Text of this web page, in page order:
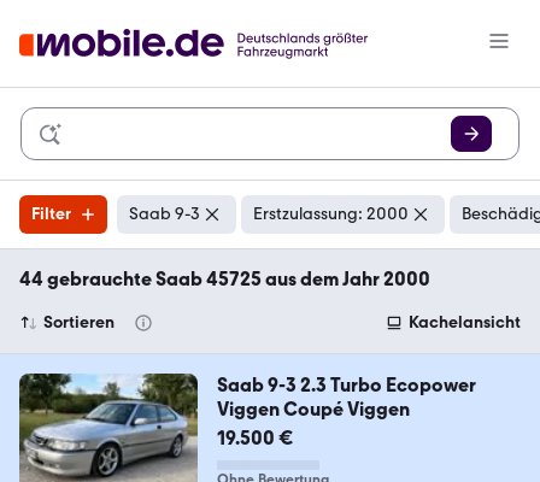
Filter Saab 9-3 Erstzulassung: 2000
44 gebrauchte Saab 45725 aus dem Jahr 2000
Sortieren Kachelansicht
Saab 9-3 2.3 Turbo Ecopower
Viggen Coupé Viggen
19.500 €